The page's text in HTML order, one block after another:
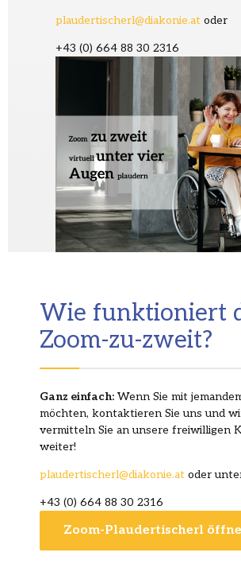
plaudertischerl@diakonie.at oder
+43 (0) 664 88 30 2316
Wie funktioniert
Zoom-zu-zweit?
Ganz einfach: Wenn Sie mit
möchten, kontaktieren Sie uns und
vermitteln Sie an unsere freiwilligen
weiter!
plaudertischerl@diakonie.at oder
+43 (0) 664 88 30 2316
Zoom-Plaudertischerl